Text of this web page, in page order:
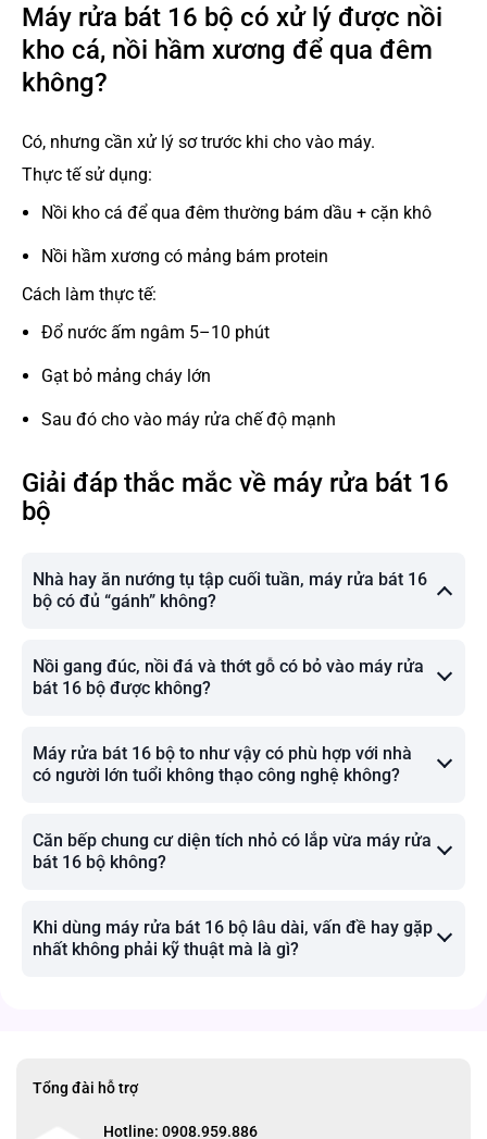
Máy rửa bát 16 bộ có xử lý được nồi
kho cá, nồi hầm xương để qua đêm
không?
Có, nhưng cần xử lý sơ trước khi cho vào máy.
Thực tế sử dụng:
Nồi kho cá để qua đêm thường bám dầu + cặn khô
Nồi hầm xương có mảng bám protein
Cách làm thực tế:
Đổ nước ấm ngâm 5–10 phút
Gạt bỏ mảng cháy lớn
Sau đó cho vào máy rửa chế độ mạnh
Giải đáp thắc mắc về máy rửa bát 16
bộ
Nhà hay ăn nướng tụ tập cuối tuần, máy rửa bát 16
bộ có đủ “gánh” không?
Nồi gang đúc, nồi đá và thớt gỗ có bỏ vào máy rửa
bát 16 bộ được không?
Máy rửa bát 16 bộ to như vậy có phù hợp với nhà
có người lớn tuổi không thạo công nghệ không?
Căn bếp chung cư diện tích nhỏ có lắp vừa máy rửa
bát 16 bộ không?
Khi dùng máy rửa bát 16 bộ lâu dài, vấn đề hay gặp
nhất không phải kỹ thuật mà là gì?
Tổng đài hỗ trợ
Hotline: 0908.959.886